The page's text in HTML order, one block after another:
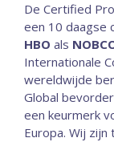
De Certified
een 10 daagse
HBO als
Internationale
wereldwijde
Global
een keurmerk
Europa. Wij